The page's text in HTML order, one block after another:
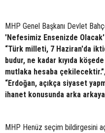
MHP Genel Başkanı Devlet
'Nefesimiz Ensenizde Olacak'
“Türk milleti, 7 Haziran'da
budur, ne kadar kıyıda
mutlaka hesaba çekilecektir.”
“Erdoğan, açıkça siyaset
ihanet konusunda arka
MHP Henüz seçim bildirgesini